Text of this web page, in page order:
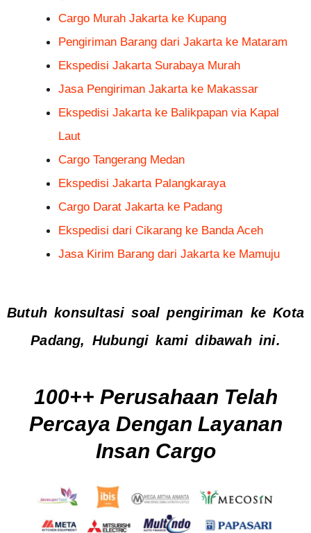
Lainnya
Cargo Murah Jakarta ke Kupang
Pengiriman Barang dari Jakarta ke
Mataram
Ekspedisi Jakarta Surabaya Murah
Jasa Pengiriman Jakarta ke Makassar
Cargo Tangerang Medan
Ekspedisi Jakarta Palangkaraya
Cargo Darat Jakarta ke Padang
Jasa Kirim Barang dari Jakarta ke
Mamuju
Butuh konsultasi soal pengiriman ke Kota
Padang, Hubungi kami dibawah ini.
100++ Perusahaan Telah Percaya
Dengan Layanan Insan Cargo